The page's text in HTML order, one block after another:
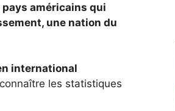
américains qui
une nation du
international
les statistiques